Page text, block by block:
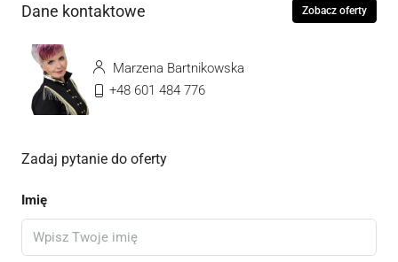
Dane kontaktowe Zobacz oferty
Marzena Bartnikowska
+48 601 484 776
Zadaj pytanie do oferty
Imię